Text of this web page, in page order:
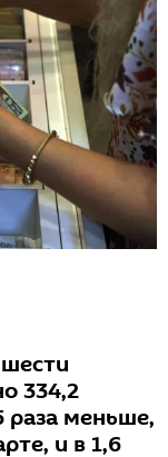
334,2
раза меньше,
и в 1,6